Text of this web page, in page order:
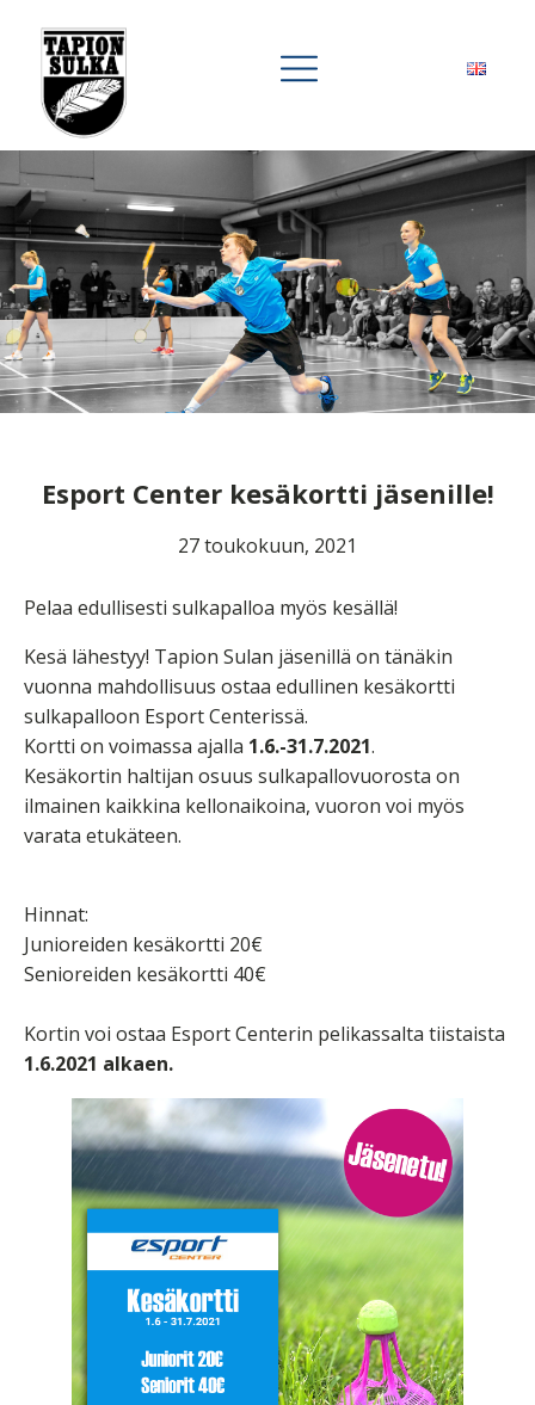
Esport Center kesäkortti jäsenille!
27 toukokuun, 2021
Pelaa edullisesti sulkapalloa myös kesällä!
Kesä lähestyy! Tapion Sulan jäsenillä on tänäkin
vuonna mahdollisuus ostaa edullinen kesäkortti
sulkapalloon Esport Centerissä.
Kortti on voimassa ajalla 1.6.-31.7.2021.
Kesäkortin haltijan osuus sulkapallovuorosta on
ilmainen kaikkina kellonaikoina, vuoron voi myös
varata etukäteen.
Hinnat:
Junioreiden kesäkortti 20€
Senioreiden kesäkortti 40€
Kortin voi ostaa Esport Centerin pelikassalta tiistaista
1.6.2021 alkaen.